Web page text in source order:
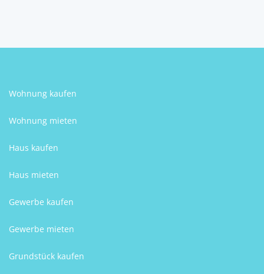
Wohnung kaufen
Wohnung mieten
Haus kaufen
Haus mieten
Gewerbe kaufen
Gewerbe mieten
Grundstück kaufen